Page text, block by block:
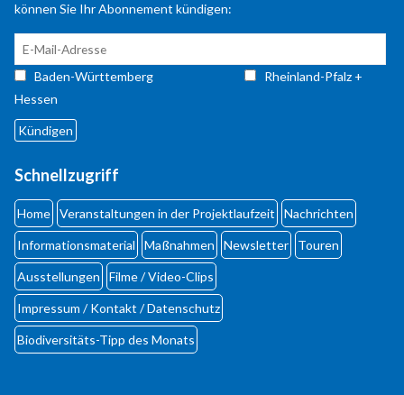
können Sie Ihr Abonnement kündigen:
Baden-Württemberg
Rheinland-Pfalz +
Hessen
Schnellzugriff
Home Veranstaltungen in der Projektlaufzeit Nachrichten
Informationsmaterial Maßnahmen Newsletter Touren
Ausstellungen Filme / Video-Clips
Impressum / Kontakt / Datenschutz
Biodiversi­täts-Tipp des Monats
Kontaktdaten
für Rheinland-Pfalz + Hessen
RobertEgeling
RobertEgeling
An den Rheinwiesen 5
55411Bingen
+49 6721 14367
info@Lebensader-Oberrhein.de
http://www.lebensader-oberrhein.de
Kontaktformular